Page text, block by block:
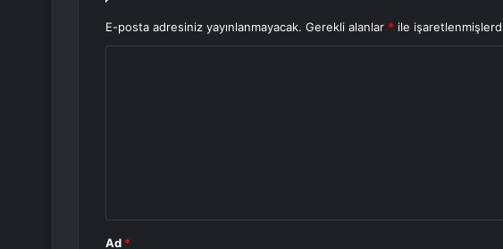
E-posta adresiniz yayınlanmayacak. Gerekli alanlar * ile
Ad *